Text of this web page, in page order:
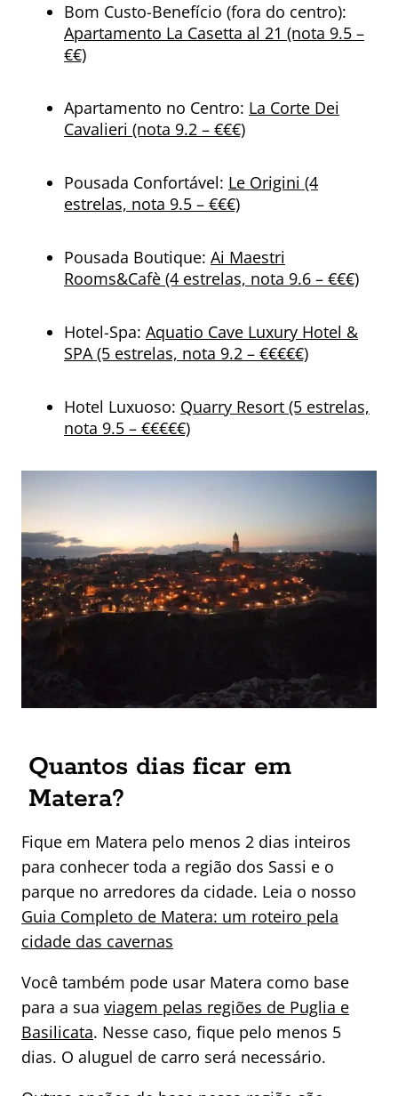
Bom Custo-Benefício (fora do centro):
Apartamento La Casetta al 21 (nota 9.5 –
€€)
Apartamento no Centro: La Corte Dei
Cavalieri (nota 9.2 – €€€)
Pousada Confortável: Le Origini (4
estrelas, nota 9.5 – €€€)
Pousada Boutique: Ai Maestri
Rooms&Cafè (4 estrelas, nota 9.6 – €€€)
Hotel-Spa: Aquatio Cave Luxury Hotel &
SPA (5 estrelas, nota 9.2 – €€€€€)
Hotel Luxuoso: Quarry Resort (5 estrelas,
nota 9.5 – €€€€€)
Quantos dias ficar em
Matera?
Fique em Matera pelo menos 2 dias inteiros
para conhecer toda a região dos Sassi e o
parque no arredores da cidade. Leia o nosso
Guia Completo de Matera: um roteiro pela
cidade das cavernas
Você também pode usar Matera como base
para a sua viagem pelas regiões de Puglia e
Basilicata. Nesse caso, fique pelo menos 5
dias. O aluguel de carro será necessário.